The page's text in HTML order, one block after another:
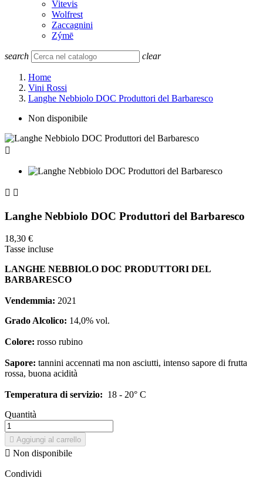
Vitevis
Wolfrest
Zaccagnini
Zýmē
search clear
Home
Vini Rossi
Langhe Nebbiolo DOC Produttori del Barbaresco
Non disponibile

 
Langhe Nebbiolo DOC Produttori del Barbaresco
18,30 €
Tasse incluse
LANGHE NEBBIOLO DOC PRODUTTORI DEL
BARBARESCO
Vendemmia: 2021
Grado Alcolico: 14,0% vol.
Colore: rosso rubino
Sapore: tannini accennati ma non asciutti, intenso sapore di frutta
rossa, buona acidità
Temperatura di servizio: 18 - 20° C
Quantità
 Aggiungi al carrello
 Non disponibile
Condividi